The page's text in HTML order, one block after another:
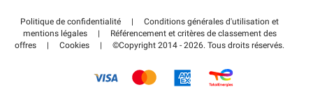
Régler votre stationnement FLOW
Wiki
Guide du stationnement
Politique de confidentialité |
Conditions générales d'utilisation et
mentions légales
|
Référencement et critères de classement des
offres
| Cookies | ©Copyright 2014 - 2026. Tous droits réservés.